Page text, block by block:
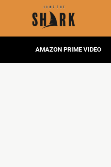
AMAZON PRIME VIDEO